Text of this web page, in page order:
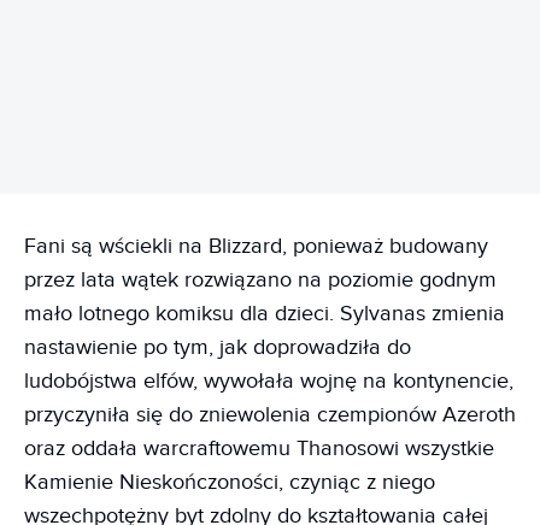
Fani są wściekli na Blizzard, ponieważ budowany
przez lata wątek rozwiązano na poziomie godnym
mało lotnego komiksu dla dzieci. Sylvanas zmienia
nastawienie po tym, jak doprowadziła do
ludobójstwa elfów, wywołała wojnę na kontynencie,
przyczyniła się do zniewolenia czempionów Azeroth
oraz oddała warcraftowemu Thanosowi wszystkie
Kamienie Nieskończoności, czyniąc z niego
wszechpotężny byt zdolny do kształtowania całej